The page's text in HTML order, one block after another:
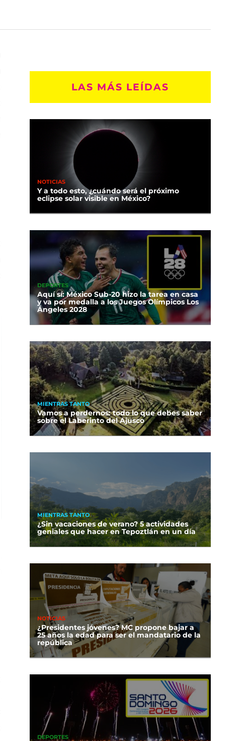
LAS MÁS LEÍDAS
NOTICIAS
Y a todo esto, ¿cuándo será el próximo
eclipse solar visible en México?
DEPORTES
Aquí sí: México Sub-20 hizo la tarea en casa
y va por medalla a los Juegos Olímpicos Los
Ángeles 2028
MIENTRAS TANTO
Vamos a perdernos: todo lo que debes saber
sobre el Laberinto del Ajusco
MIENTRAS TANTO
¿Sin vacaciones de verano? 5 actividades
geniales que hacer en Tepoztlán en un día
NOTICIAS
¿Presidentes jóvenes? MC propone bajar a
25 años la edad para ser el mandatario de la
república
DEPORTES